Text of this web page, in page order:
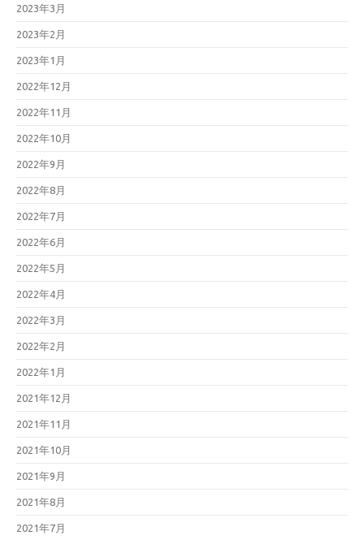
2023年3月
2023年2月
2023年1月
2022年12月
2022年11月
2022年10月
2022年9月
2022年8月
2022年7月
2022年6月
2022年5月
2022年4月
2022年3月
2022年2月
2022年1月
2021年12月
2021年11月
2021年10月
2021年9月
2021年8月
2021年7月